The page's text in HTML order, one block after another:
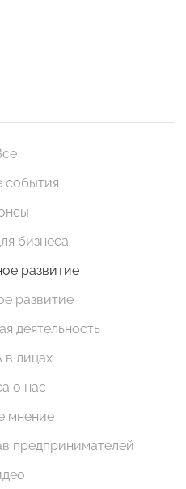
события
бизнеса
развитие
развитие
деятельность
лицах
о нас
мнение
предпринимателей